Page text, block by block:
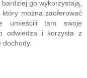
go wykorzystają,
można zaoferować
umieścili tam swoje
odwiedza i korzysta z